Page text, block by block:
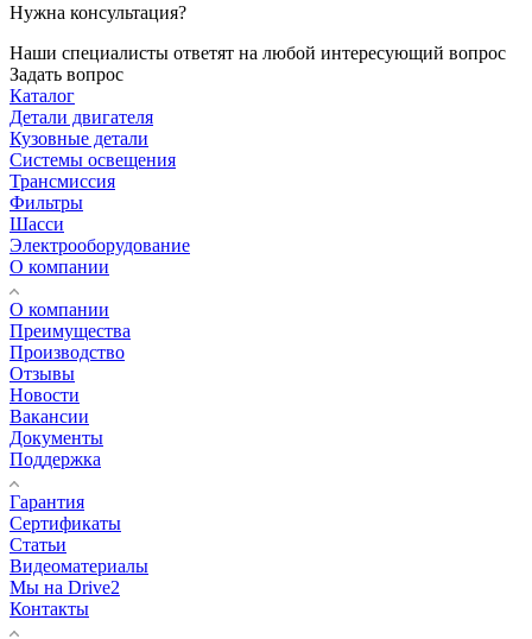
Нужна консультация?
Наши специалисты ответят на любой интересующий вопрос
Задать вопрос
Каталог
Детали двигателя
Кузовные детали
Системы освещения
Трансмиссия
Фильтры
Шасси
Электрооборудование
О компании
О компании
Преимущества
Производство
Отзывы
Новости
Вакансии
Документы
Поддержка
Гарантия
Сертификаты
Статьи
Видеоматериалы
Мы на Drive2
Контакты